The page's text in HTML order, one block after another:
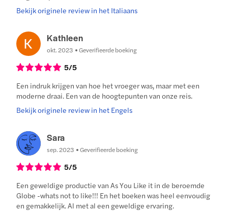
Bekijk originele review in het Italiaans
Kathleen
okt. 2023 Geverifieerde boeking
5/5
Een indruk krijgen van hoe het vroeger was, maar met een
moderne draai. Een van de hoogtepunten van onze reis.
Bekijk originele review in het Engels
Sara
sep. 2023 Geverifieerde boeking
5/5
Een geweldige productie van As You Like it in de beroemde
Globe -whats not to like!!! En het boeken was heel eenvoudig
en gemakkelijk. Al met al een geweldige ervaring.